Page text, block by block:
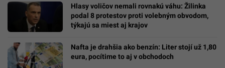
Hlasy voličov nemali rovnakú váhu: Žilinka
podal 8 protestov proti volebným obvodom,
týkajú sa miest aj krajov
Nafta je drahšia ako benzín: Liter stojí už 1,80
eura, pocítime to aj v obchodoch